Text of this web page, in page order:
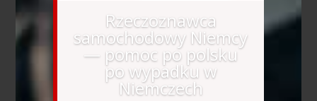
Rzeczoznawca
samochodowy Niemcy
— pomoc po polsku
po wypadku w
Niemczech